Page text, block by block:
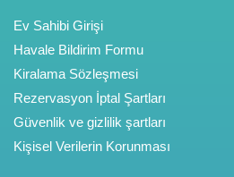
Ev Sahibi Girişi
Havale Bildirim Formu
Kiralama Sözleşmesi
Rezervasyon İptal Şartları
Güvenlik ve gizlilik şartları
Kişisel Verilerin Korunması